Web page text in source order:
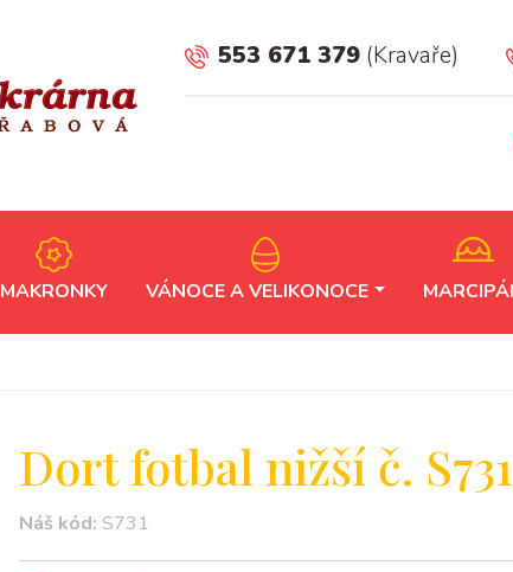
553 671 379 (Kravaře)
MAKRONKY VÁNOCE A VELIKONOCE
Dort fotbal nižší č.
Náš kód: S731